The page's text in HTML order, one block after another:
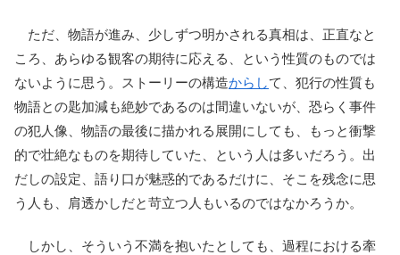
ただ、物語が進み、少しずつ明かされる真相は、正直なと
ころ、あらゆる観客の期待に応える、という性質のものでは
ないように思う。ストーリーの構造からして、犯行の性質も
物語との匙加減も絶妙であるのは間違いないが、恐らく事件
の犯人像、物語の最後に描かれる展開にしても、もっと衝撃
的で壮絶なものを期待していた、という人は多いだろう。出
だしの設定、語り口が魅惑的であるだけに、そこを残念に思
う人も、肩透かしだと苛立つ人もいるのではなかろうか。
しかし、そういう不満を抱いたとしても、過程における牽